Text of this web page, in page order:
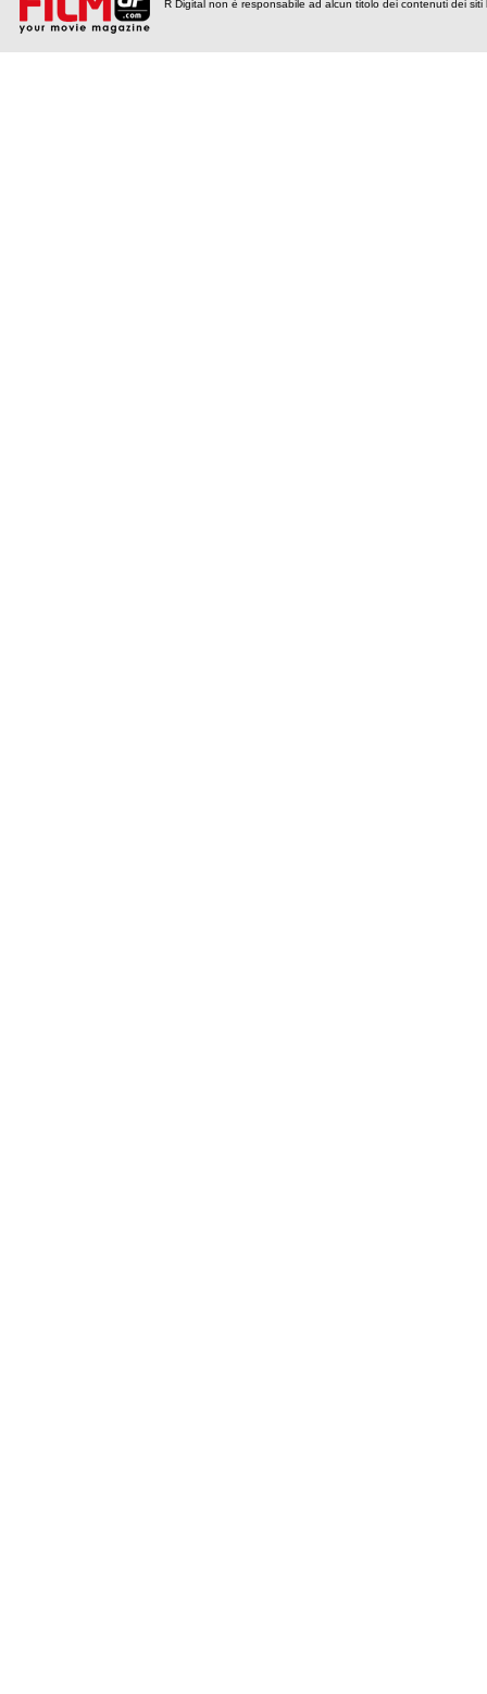
R Digital non è responsabile ad alcun titolo dei contenuti dei